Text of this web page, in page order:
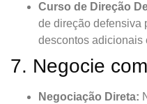
Curso de Direção
de direção defensiva
descontos adicionais
7. Negocie
Negociação Direta: